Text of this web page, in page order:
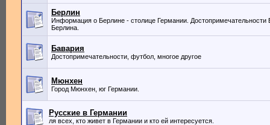
Берлин
Информация о Берлине - столице Германии. Достопримечательности
Берлина.
Бавария
Достопримечательности, футбол, многое другое
Мюнхен
Город Мюнхен, юг Германии.
Русские в Германии
ля всех, кто живет в Германии и кто ей интересуется.